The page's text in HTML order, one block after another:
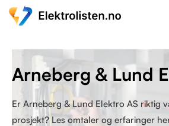
Er Arneberg & Lund Elektro AS riktig
prosjekt? Les omtaler og erfaringer
Arneberg & Lund